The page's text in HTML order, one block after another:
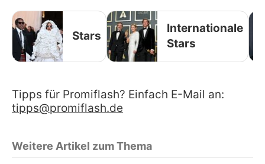
Stars
Internationale
Stars
Tipps für Promiflash? Einfach E-Mail an:
tipps@promiflash.de
Weitere Artikel zum Thema